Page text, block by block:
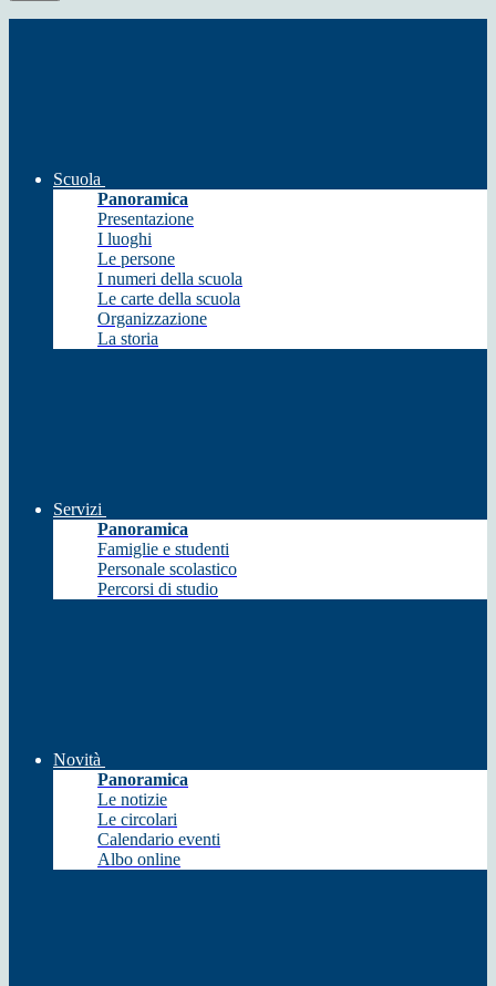
Scuola
Panoramica
Presentazione
I luoghi
Le persone
I numeri della scuola
Le carte della scuola
Organizzazione
La storia
Servizi
Panoramica
Famiglie e studenti
Personale scolastico
Percorsi di studio
Novità
Panoramica
Le notizie
Le circolari
Calendario eventi
Albo online